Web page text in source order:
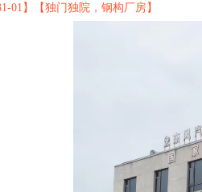
01】【独门独院，钢构厂房】